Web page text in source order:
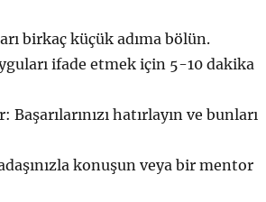
birkaç küçük adıma bölün.
ifade etmek için 5-10 dakika
hatırlayın ve bunları
konuşun veya bir mentor